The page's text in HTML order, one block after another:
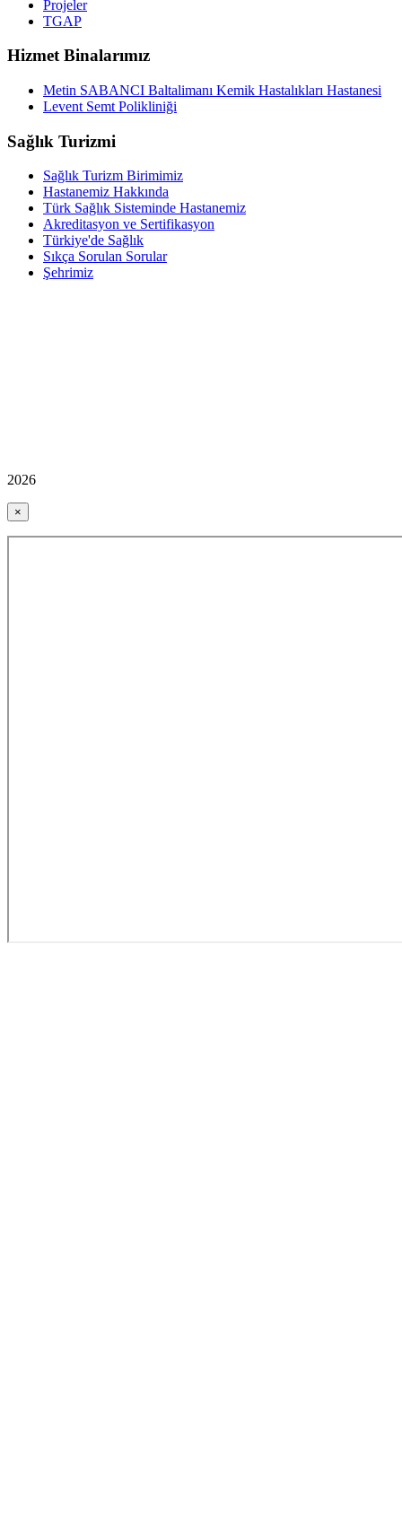
Projeler
TGAP
Hizmet Binalarımız
Metin SABANCI Baltalimanı Kemik Hastalıkları Hastanesi
Levent Semt Polikliniği
Sağlık Turizmi
Sağlık Turizm Birimimiz
Hastanemiz Hakkında
Türk Sağlık Sisteminde Hastanemiz
Akreditasyon ve Sertifikasyon
Türkiye'de Sağlık
Sıkça Sorulan Sorular
Şehrimiz
2026
×